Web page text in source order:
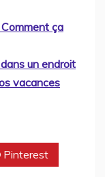
ça
un endroit
vacances
Pinterest